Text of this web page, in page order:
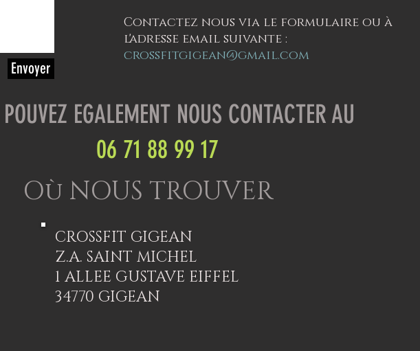
Envoyer
Contactez nous via le formulaire ou à
l'adresse email suivante :
crossfitgigean@gmail.com
EGALEMENT NOUS CONTACTER AU
06 71 88 99 17
Où NOUS TROUVER
CROSSFIT GIGEAN
Z.A. SAINT MICHEL
1 ALLEE GUSTAVE EIFFEL
34770 GIGEAN